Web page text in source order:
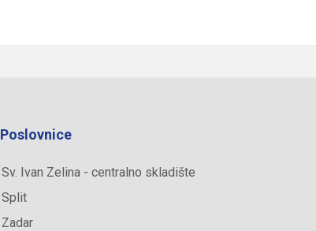
Poslovnice
Sv. Ivan Zelina - centralno skladište
Split
Zadar